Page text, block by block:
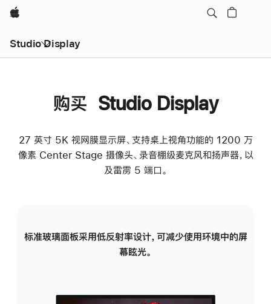
Apple
Studio Display
购买 Studio Display
27 英寸 5K 视网膜显示屏、支持桌上视角功能的 1200 万
像素 Center Stage 摄像头、录音棚级麦克风和扬声器，以
及雷雳 5 端口。
标准玻璃面板采用低反射率设计，可减少使用环境中的屏
幕眩光。